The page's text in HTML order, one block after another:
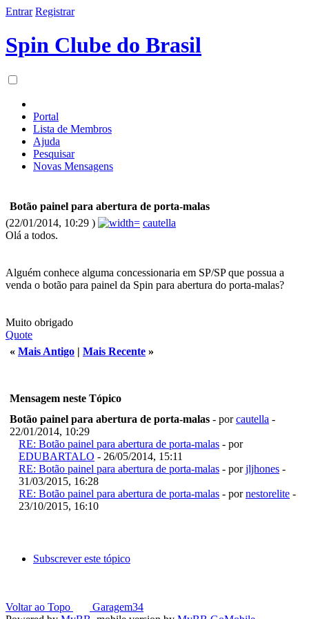
Entrar Registrar
Spin Clube do Brasil
Portal
Lista de Membros
Ajuda
Pesquisar
Novas Mensagens
Botão painel para abertura de porta-malas
(22/01/2014, 10:29 )
cautella
Olá a todos.
Alguém conhece alguma concessionaria em SP/SP que possua a
venda o botão para painel da Spin para abertura do porta-malas?
Muito obrigado
Quote
« Mais Antigo | Mais Recente »
Mensagem neste Tópico
Botão painel para abertura de porta-malas - porcautella -
22/01/2014, 10:29
RE: Botão painel para abertura de porta-malas - por
EDUBARTALO - 26/05/2014, 15:11
RE: Botão painel para abertura de porta-malas - porjljhones -
31/03/2015, 16:28
RE: Botão painel para abertura de porta-malas - pornestorelite -
23/10/2015, 16:10
Subscrever este tópico
Voltar ao Topo
Garagem34